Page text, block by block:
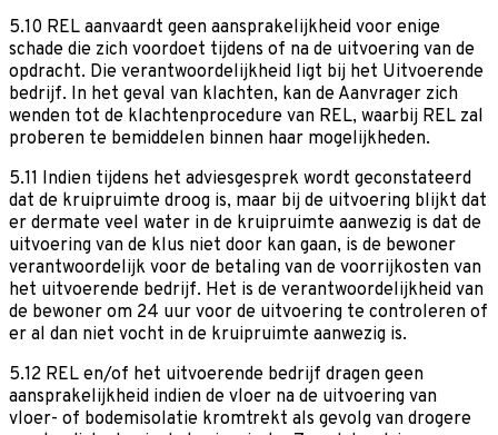
5.10 REL aanvaardt geen aansprakelijkheid voor enige
schade die zich voordoet tijdens of na de uitvoering van de
opdracht. Die verantwoordelijkheid ligt bij het Uitvoerende
bedrijf. In het geval van klachten, kan de Aanvrager zich
wenden tot de klachtenprocedure van REL, waarbij REL zal
proberen te bemiddelen binnen haar mogelijkheden.
5.11 Indien tijdens het adviesgesprek wordt geconstateerd
dat de kruipruimte droog is, maar bij de uitvoering blijkt dat
er dermate veel water in de kruipruimte aanwezig is dat de
uitvoering van de klus niet door kan gaan, is de bewoner
verantwoordelijk voor de betaling van de voorrijkosten van
het uitvoerende bedrijf. Het is de verantwoordelijkheid van
de bewoner om 24 uur voor de uitvoering te controleren of
er al dan niet vocht in de kruipruimte aanwezig is.
5.12 REL en/of het uitvoerende bedrijf dragen geen
aansprakelijkheid indien de vloer na de uitvoering van
vloer- of bodemisolatie kromtrekt als gevolg van drogere